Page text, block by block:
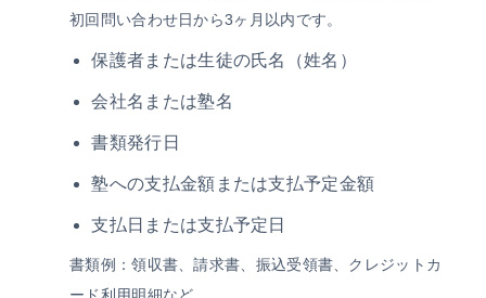
初回問い合わせ日から3ヶ月以内です。
保護者または生徒の氏名（姓名）
会社名または塾名
書類発行日
塾への支払金額または支払予定金額
支払日または支払予定日
書類例：領収書、請求書、振込受領書、クレジットカ